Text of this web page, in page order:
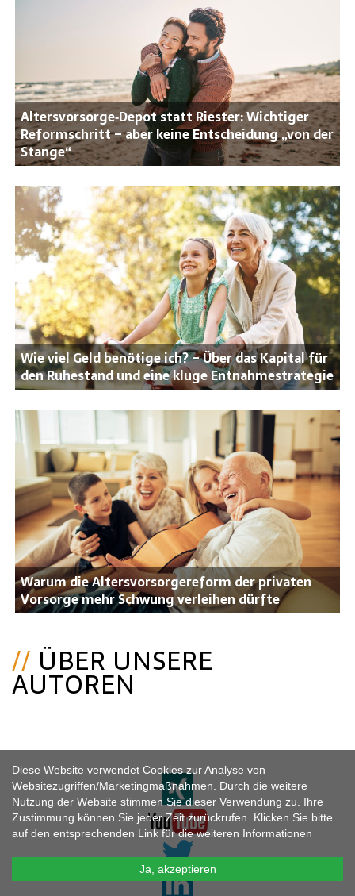
Altersvorsorge‑Depot statt Riester: Wichtiger
Reformschritt – aber keine Entscheidung „von der
Stange“
Wie viel Geld benötige ich? – Über das Kapital für
den Ruhestand und eine kluge Entnahmestrategie
Warum die Altersvorsorgereform der privaten
Vorsorge mehr Schwung verleihen dürfte
ÜBER UNSERE
AUTOREN
Diese Website verwendet Cookies zur Analyse von
Websitezugriffen/Marketingmaßnahmen. Durch die weitere
Nutzung der Website stimmen Sie dieser Verwendung zu. Ihre
Zustimmung können Sie jeder Zeit zurückrufen. Klicken Sie bitte
auf den entsprechenden Link für die weiteren Informationen
Ja, akzeptieren